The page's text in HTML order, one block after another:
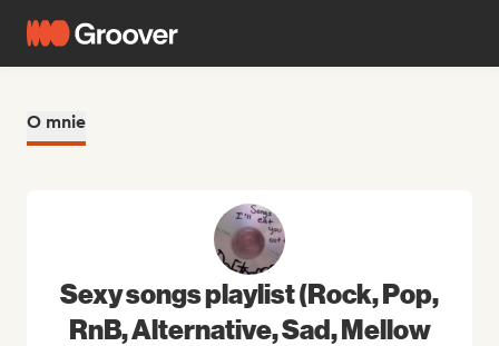
O mnie
Sexy songs playlist (Rock, Pop,
RnB, Alternative, Sad, Mellow